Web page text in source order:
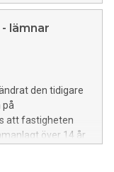
bestånd och
nu lämnat in
de två
lämnar
den tidigare
på
att fastigheten
över 14 år